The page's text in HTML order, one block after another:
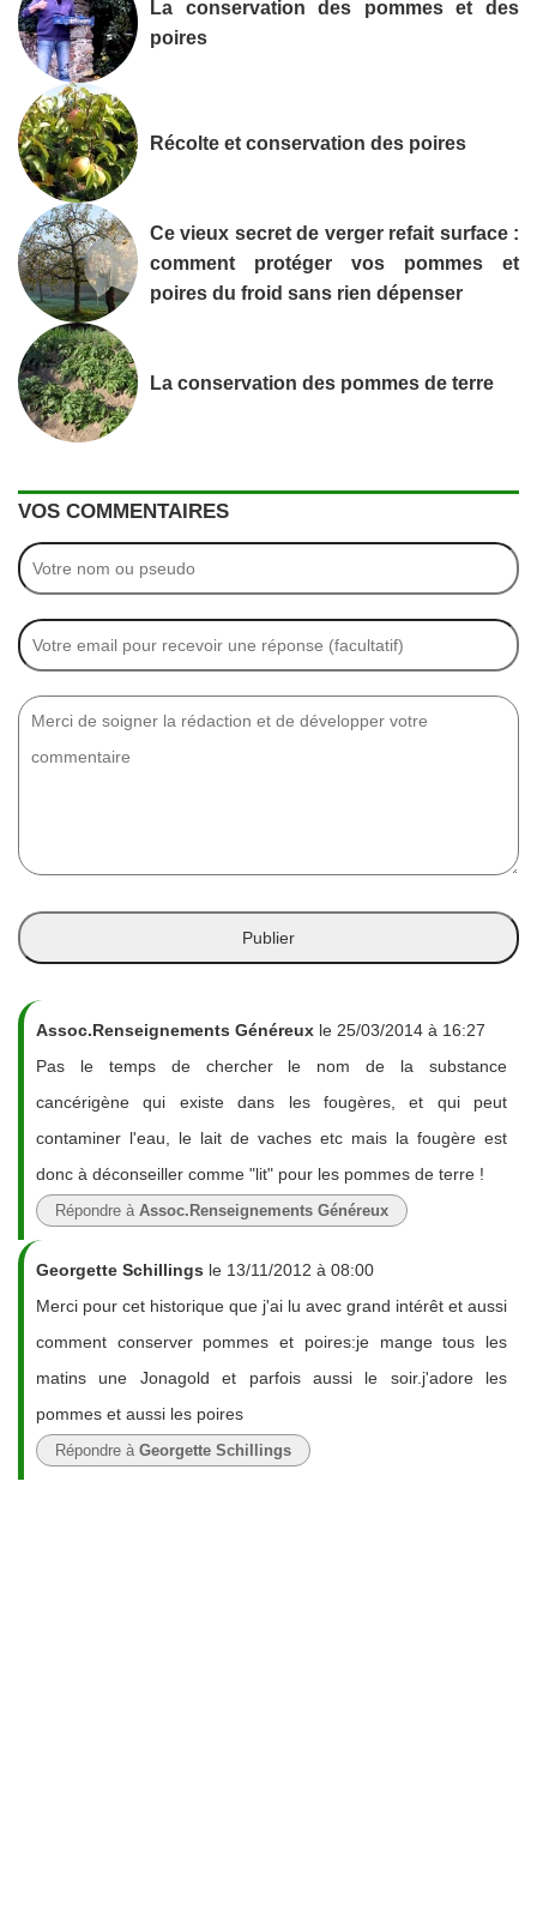
La conservation des pommes et des
poires
Récolte et conservation des poires
Ce vieux secret de verger refait surface :
comment protéger vos pommes et
poires du froid sans rien dépenser
La conservation des pommes de terre
VOS COMMENTAIRES
Assoc.Renseignements Généreux le 25/03/2014 à 16:27
Pas le temps de chercher le nom de la substance
cancérigène qui existe dans les fougères, et qui peut
contaminer l'eau, le lait de vaches etc mais la fougère est
donc à déconseiller comme "lit" pour les pommes de terre !
Répondre à Assoc.Renseignements Généreux
Georgette Schillings le 13/11/2012 à 08:00
Merci pour cet historique que j'ai lu avec grand intérêt et aussi
comment conserver pommes et poires:je mange tous les
matins une Jonagold et parfois aussi le soir.j'adore les
pommes et aussi les poires
Répondre à Georgette Schillings